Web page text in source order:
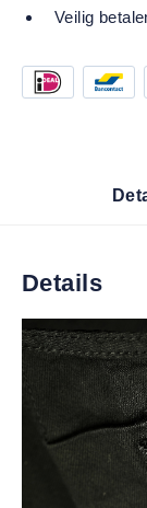
Veilig
Details